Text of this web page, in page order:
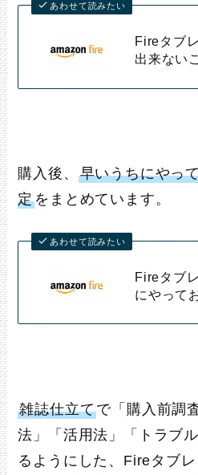
あわせて読みたい
Fireタブ
出来ない
購入後、 早いうちにやっ
定をまとめています。
あわせて読みたい
Fireタブ
にやって
雑誌仕立てで「購入前調
法」「活用法」「トラブ
るようにした、Fireタブ